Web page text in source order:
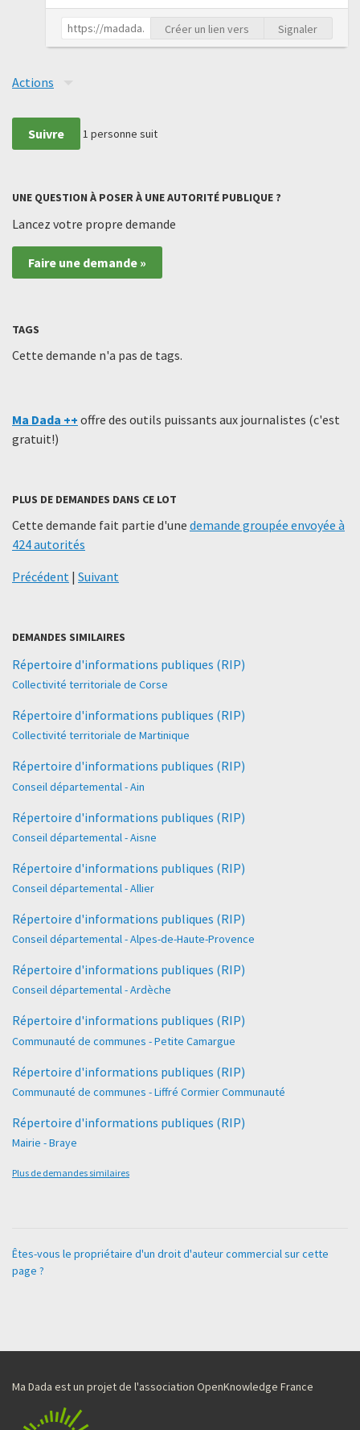
Créer un lien vers Signaler
Actions
Suivre 1 personne suit
UNE QUESTION À POSER À UNE AUTORITÉ PUBLIQUE ?
Lancez votre propre demande
Faire une demande »
TAGS
Cette demande n'a pas de tags.
Ma Dada ++ offre des outils puissants aux journalistes (c'est
gratuit!)
PLUS DE DEMANDES DANS CE LOT
Cette demande fait partie d'une demande groupée envoyée à
424 autorités
Précédent | Suivant
DEMANDES SIMILAIRES
Répertoire d'informations publiques (RIP)
Collectivité territoriale de Corse
Répertoire d'informations publiques (RIP)
Collectivité territoriale de Martinique
Répertoire d'informations publiques (RIP)
Conseil départemental - Ain
Répertoire d'informations publiques (RIP)
Conseil départemental - Aisne
Répertoire d'informations publiques (RIP)
Conseil départemental - Allier
Répertoire d'informations publiques (RIP)
Conseil départemental - Alpes-de-Haute-Provence
Répertoire d'informations publiques (RIP)
Conseil départemental - Ardèche
Répertoire d'informations publiques (RIP)
Communauté de communes - Petite Camargue
Répertoire d'informations publiques (RIP)
Communauté de communes - Liffré Cormier Communauté
Répertoire d'informations publiques (RIP)
Mairie - Braye
Plus de demandes similaires
Êtes-vous le propriétaire d'un droit d'auteur commercial sur cette
page ?
Ma Dada est un projet de l'association OpenKnowledge France